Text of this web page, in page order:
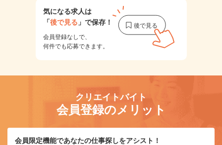
気になる求人は
「後で見る 」で保存！
会員登録なしで、
何件でも応募できます。
クリエイトバイト
会員登録のメリット
会員限定機能であなたの仕事探しをアシスト！